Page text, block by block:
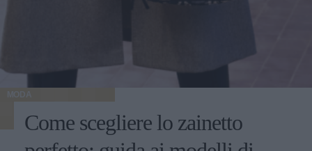
MODA
Come scegliere lo zainetto